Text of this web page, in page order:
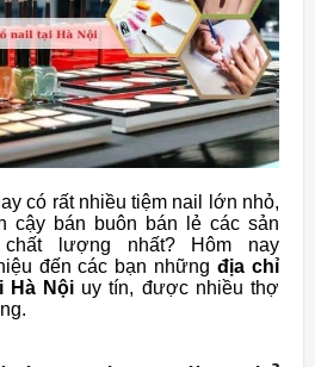
có rất nhiều tiệm nail lớn nhỏ,
cậy bán buôn bán lẻ các sản
lượng nhất? Hôm nay
đến các bạn nhữngđịa chỉ
Hà Nội uy tín, được nhiều thợ